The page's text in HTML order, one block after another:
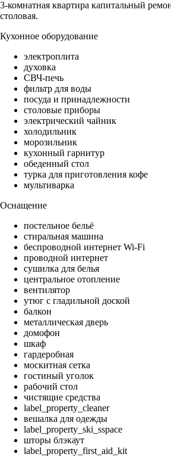
3-комнатная квартира капитальный
столовая.
Кухонное оборудование
электроплита
духовка
СВЧ-печь
фильтр для воды
посуда и принадлежности
столовые приборы
электрический чайник
холодильник
морозильник
кухонный гарнитур
обеденный стол
турка для приготовления кофе
мультиварка
Оснащение
постельное бельё
стиральная машина
беспроводной интернет Wi-Fi
проводной интернет
сушилка для белья
центральное отопление
вентилятор
утюг с гладильной доской
балкон
металлическая дверь
домофон
шкаф
гардеробная
москитная сетка
гостиный уголок
рабочий стол
чистящие средства
label_property_cleaner
вешалка для одежды
label_property_ski_sspace
шторы блэкаут
label_property_first_aid_kit